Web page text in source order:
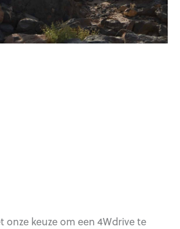
onze keuze om een 4Wdrive te